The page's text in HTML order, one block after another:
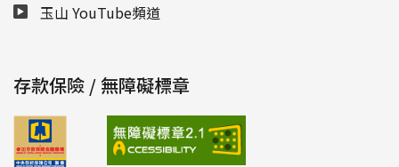
玉山 YouTube頻道
存款保險 / 無障礙標章